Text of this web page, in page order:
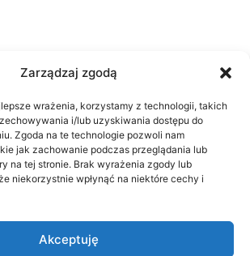
Zarządzaj zgodą
wrażenia, korzystamy z technologii, takich
i/lub uzyskiwania dostępu do
Zgoda na te technologie pozwoli nam
jak zachowanie podczas przeglądania lub
na tej stronie. Brak wyrażenia zgody lub
niekorzystnie wpłynąć na niektóre cechy i
Akceptuję